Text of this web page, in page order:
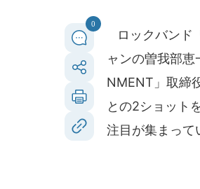
0
ロックバンド
ャンの曽我部
NMENT」取締
との2ショット
注目が集まって